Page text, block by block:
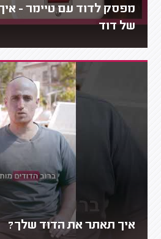
מפסק לדוד עם טיימר - איך
של דוד
איך תאתר את הדוד שלך?